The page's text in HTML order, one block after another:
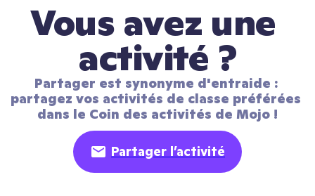
Vous avez une
activité ?
Partager est synonyme d'entraide :
partagez vos activités de classe préférées
dans le Coin des activités de Mojo !
Partager l’activité